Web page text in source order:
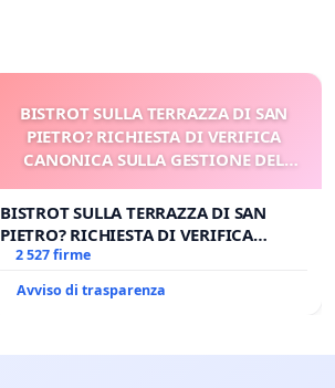
BISTROT SULLA TERRAZZA DI SAN
PIETRO? RICHIESTA DI VERIFICA
CANONICA SULLA GESTIONE DEL
BISTROT SULLA TERRAZZA DI SAN
PIETRO? RICHIESTA DI VERIFICA
CANONICA SULLA GESTIONE DEL
2 527 firme
Avviso di trasparenza